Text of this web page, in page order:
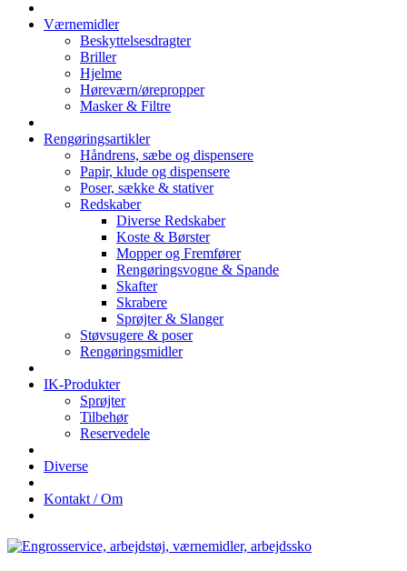
Værnemidler
Beskyttelsesdragter
Briller
Hjelme
Høreværn/ørepropper
Masker & Filtre
Rengøringsartikler
Håndrens, sæbe og dispensere
Papir, klude og dispensere
Poser, sække & stativer
Redskaber
Diverse Redskaber
Koste & Børster
Mopper og Fremfører
Rengøringsvogne & Spande
Skafter
Skrabere
Sprøjter & Slanger
Støvsugere & poser
Rengøringsmidler
IK-Produkter
Sprøjter
Tilbehør
Reservedele
Diverse
Kontakt / Om